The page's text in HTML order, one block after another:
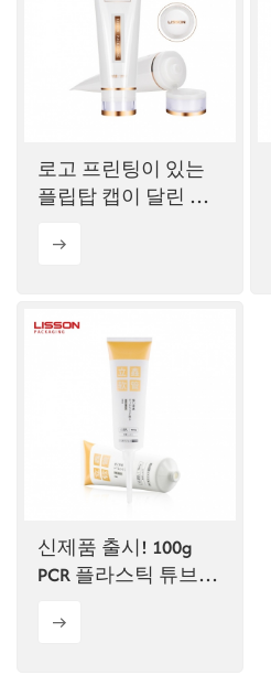
로고 프린팅이 있는
플립탑 캡이 달린 신
신제품 출시! 100g
PCR 플라스틱 튜브